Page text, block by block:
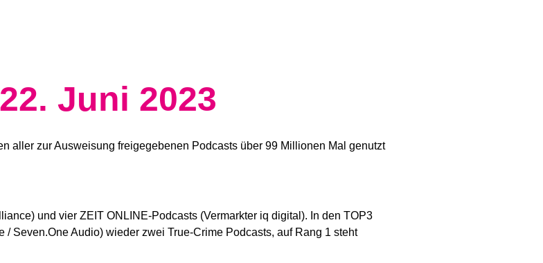
Juni 2023
aller zur Ausweisung freigegebenen Podcasts über 99 Millionen Mal genutzt
und vier ZEIT ONLINE-Podcasts (Vermarkter iq digital). In den TOP3
/ Seven.One Audio) wieder zwei True-Crime Podcasts, auf Rang 1 steht